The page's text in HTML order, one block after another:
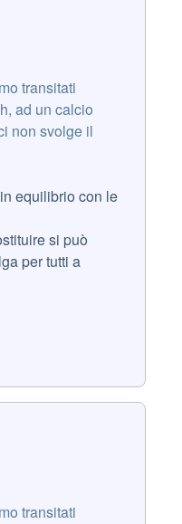
transitati
ad un calcio
non svolge il
equilibrio con le
si può
per tutti a
transitati